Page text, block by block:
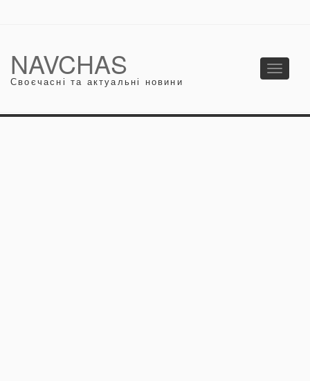
NAVCHAS
Своєчасні та актуальні новини
Toggle